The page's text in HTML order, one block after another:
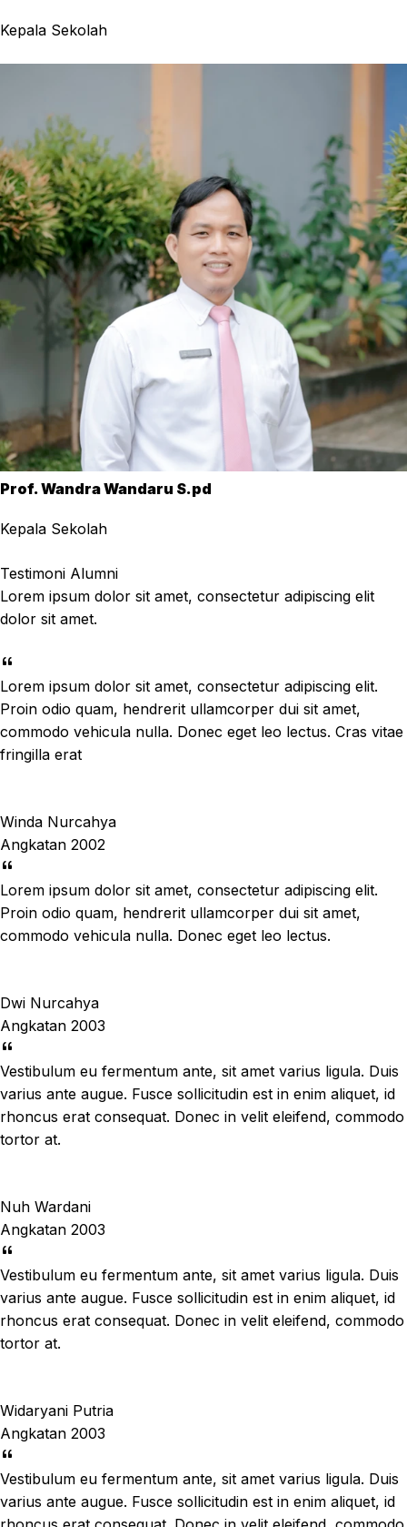
Kepala Sekolah
Prof. Wandra Wandaru S.pd
Kepala Sekolah
Testimoni Alumni
Lorem ipsum dolor sit amet, consectetur adipiscing elit
dolor sit amet.
Lorem ipsum dolor sit amet, consectetur adipiscing elit.
Proin odio quam, hendrerit ullamcorper dui sit amet,
commodo vehicula nulla. Donec eget leo lectus. Cras vitae
fringilla erat
Winda Nurcahya
Angkatan 2002
Lorem ipsum dolor sit amet, consectetur adipiscing elit.
Proin odio quam, hendrerit ullamcorper dui sit amet,
commodo vehicula nulla. Donec eget leo lectus.
Dwi Nurcahya
Angkatan 2003
Vestibulum eu fermentum ante, sit amet varius ligula. Duis
varius ante augue. Fusce sollicitudin est in enim aliquet, id
rhoncus erat consequat. Donec in velit eleifend, commodo
tortor at.
Nuh Wardani
Angkatan 2003
Vestibulum eu fermentum ante, sit amet varius ligula. Duis
varius ante augue. Fusce sollicitudin est in enim aliquet, id
rhoncus erat consequat. Donec in velit eleifend, commodo
tortor at.
Widaryani Putria
Angkatan 2003
Vestibulum eu fermentum ante, sit amet varius ligula. Duis
varius ante augue. Fusce sollicitudin est in enim aliquet, id